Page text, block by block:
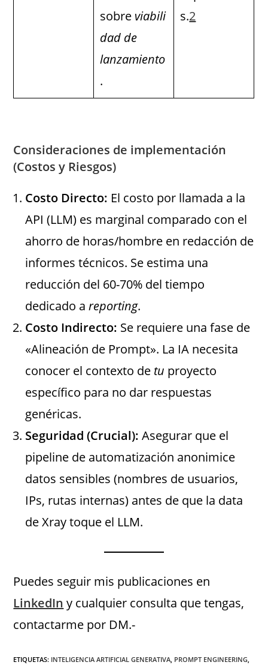
sobre viabili
dad de
lanzamiento
.
s.2
Consideraciones de implementación
(Costos y Riesgos)
Costo Directo: El costo por llamada a la
API (LLM) es marginal comparado con el
ahorro de horas/hombre en redacción de
informes técnicos. Se estima una
reducción del 60-70% del tiempo
dedicado areporting.
Costo Indirecto: Se requiere una fase de
«Alineación de Prompt». La IA necesita
conocer el contexto de tu proyecto
específico para no dar respuestas
genéricas.
Seguridad (Crucial): Asegurar que el
pipeline de automatización anonimice
datos sensibles (nombres de usuarios,
IPs, rutas internas) antes de que la data
de Xray toque el LLM.
Puedes seguir mis publicaciones en
LinkedIn y cualquier consulta que tengas,
contactarme por DM.-
ETIQUETAS: INTELIGENCIA ARTIFICIAL GENERATIVA PROMPT ENGINEERING